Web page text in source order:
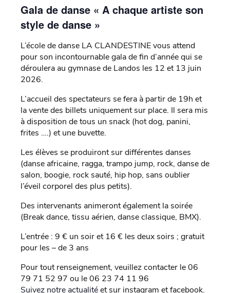
Gala de danse « A chaque artiste son
style de danse »
L’école de danse LA CLANDESTINE vous attend
pour son incontournable gala de fin d’année qui se
déroulera au gymnase de Landos les 12 et 13 juin
2026.
L’accueil des spectateurs se fera à partir de 19h et
la vente des billets uniquement sur place. Il sera mis
à disposition de tous un snack (hot dog, panini,
frites ….) et une buvette.
Les élèves se produiront sur différentes danses
(danse africaine, ragga, trampo jump, rock, danse de
salon, boogie, rock sauté, hip hop, sans oublier
l’éveil corporel des plus petits).
Des intervenants animeront également la soirée
(Break dance, tissu aérien, danse classique, BMX).
L’entrée : 9 € un soir et 16 € les deux soirs ; gratuit
pour les – de 3 ans
Pour tout renseignement, veuillez contacter le 06
79 71 52 97 ou le 06 23 74 11 96
Suivez notre actualitéet sur instagram et facebook.